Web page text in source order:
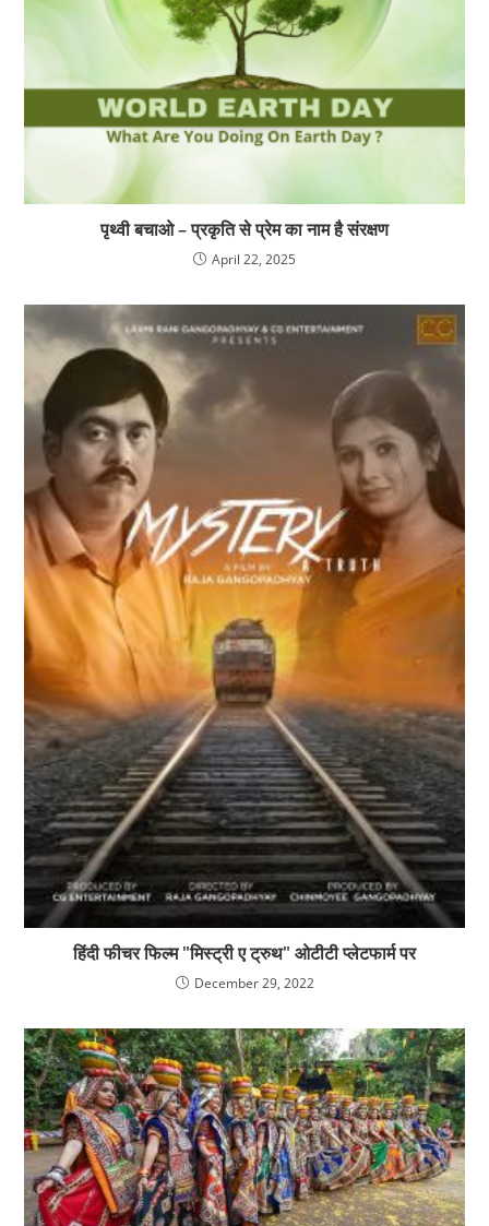
पृथ्वी बचाओ – प्रकृति से प्रेम का नाम है संरक्षण
April 22, 2025
हिंदी फीचर फिल्म "मिस्ट्री ए ट्रुथ" ओटीटी प्लेटफार्म पर
December 29, 2022